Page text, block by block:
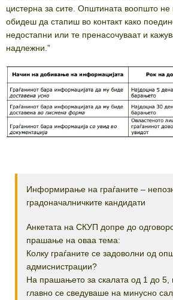
цистерна за сите. Општината воопшто не
обидеш да стапиш во контакт како
недостапни или те пренасочуваат и
надлежни.”
Информирање на граѓаните –
градоначалничките кандидати
Анкетата на СКУП допре до
прашање на оваа тема:
Колку граѓаните се задоволни од
адмиснистрации?
На прашањето за скалата од 1 до 5,
главно се сведуваше на минусно